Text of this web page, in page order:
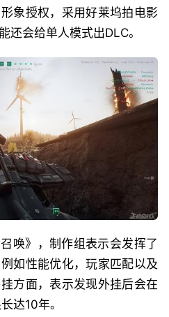
象授权，采用好莱坞拍电影
还会给单人模式出DLC。
唤》，制作组表示会发挥了
如性能优化，玩家匹配以及
方面，表示发现外挂后会在
达10年。